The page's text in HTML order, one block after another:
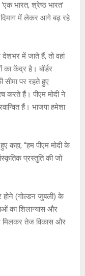
भारत, श्रेष्ठ भारत’
दिमाग में लेकर आगे बढ़ रहे
देशभर में जाते हैं, तो वहां
का केंद्र है। बॉर्डर
सीमा पर रहते हुए
करते हैं। पीएम मोदी ने
हैं। भाजपा हमेशा
कहा, “हम पीएम मोदी के
प्रस्तुति की जो
होने (गोल्डन जुबली) के
का शिलान्यास और
मिलकर तेज विकास और